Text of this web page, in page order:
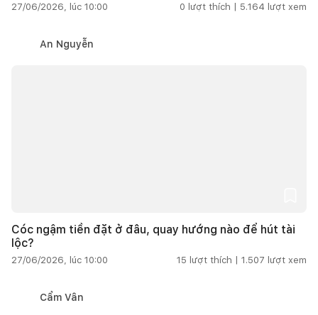
27/06/2026, lúc 10:00 0 lượt thích | 5.164 lượt xem
An Nguyễn
Cóc ngậm tiền đặt ở đâu, quay hướng nào để hút tài
lộc?
27/06/2026, lúc 10:00 15 lượt thích | 1.507 lượt xem
Cẩm Vân